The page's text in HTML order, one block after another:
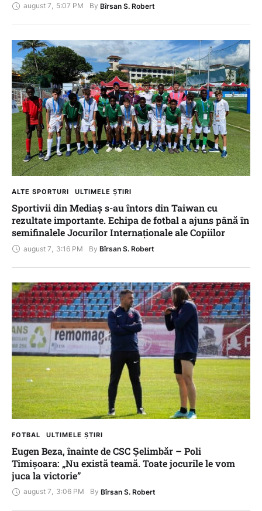
august 7, 5:07 PM By Bîrsan S. Robert
ALTE SPORTURI ULTIMELE ȘTIRI
Sportivii din Mediaș s-au întors din Taiwan cu
rezultate importante. Echipa de fotbal a ajuns până în
semifinalele Jocurilor Internaționale ale Copiilor
august 7 3:16 PM By Bîrsan S. Robert
FOTBAL ULTIMELE ȘTIRI
Eugen Beza, înainte de CSC Șelimbăr – Poli
Timișoara: „Nu există teamă. Toate jocurile le vom
juca la victorie”
august 7, 3:06 PM By Bîrsan S. Robert